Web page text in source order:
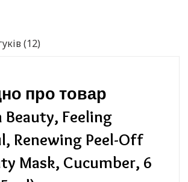
(12)
про товар
Beauty, Feeling
Renewing Peel-Off
Mask, Cucumber, 6